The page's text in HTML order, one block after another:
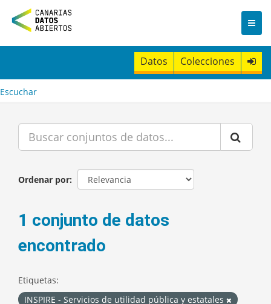
n
t
Datos Colecciones
Escuchar
Ordenar por
1 conjunto de datos
encontrado
Etiquetas:
INSPIRE - Servicios de utilidad pública y estatales